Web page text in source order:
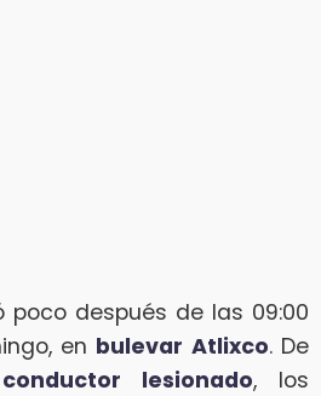
poco después de las 09:00
en bulevar Atlixco. De
conductor lesionado, los